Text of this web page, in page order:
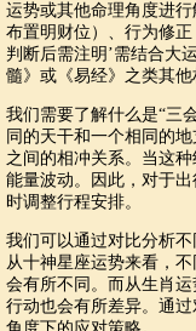
运势或其他命理角度进
布置明财位）、行为修
判断后需注明’需结合大
髓》或《易经》之类其他
我们需要了解什么是“三
同的天干和一个相同的
之间的相冲关系。当这
能量波动。因此，对于
时调整行程安排。
我们可以通过对比分析
从十神星座运势来看，
会有所不同。而从生肖
行动也会有所差异。通